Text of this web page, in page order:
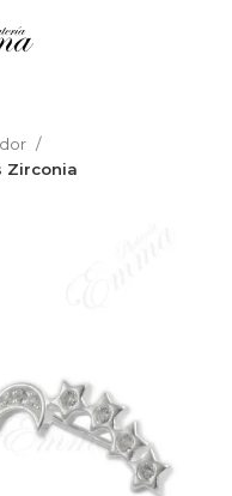
Zirconia